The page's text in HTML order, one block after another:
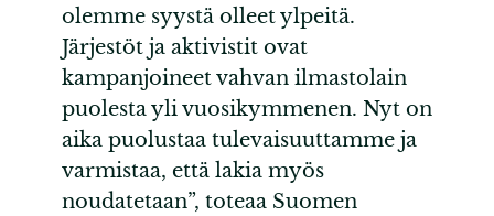
olemme syystä olleet ylpeitä.
Järjestöt ja aktivistit ovat
kampanjoineet vahvan ilmastolain
puolesta yli vuosikymmenen. Nyt on
aika puolustaa tulevaisuuttamme ja
varmistaa, että lakia myös
noudatetaan”, toteaa Suomen